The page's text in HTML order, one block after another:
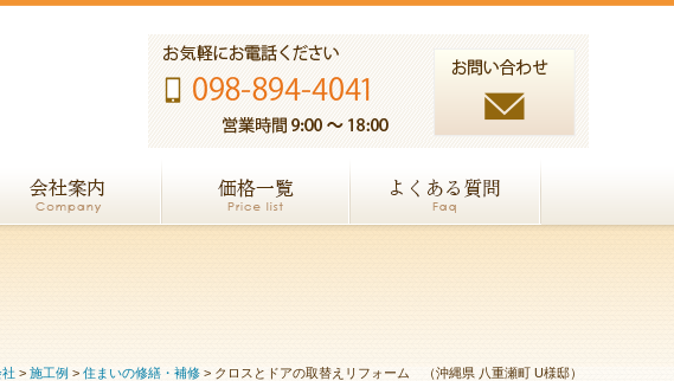
社 > 施工例 > 住まいの修繕・補修 > クロスとドアの取替えリフォーム （沖縄県 八重瀬町 U様邸）